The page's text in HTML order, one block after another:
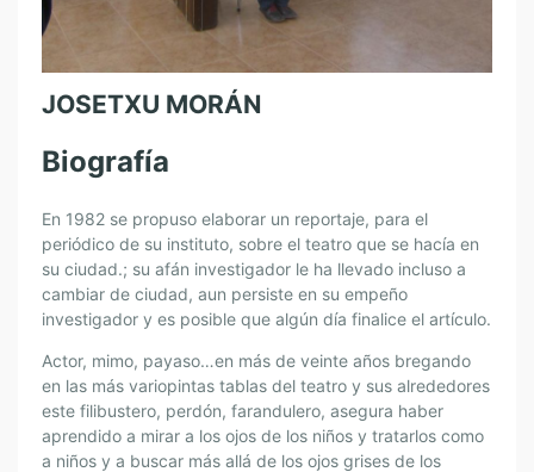
JOSETXU MORÁN
Biografía
En 1982 se propuso elaborar un reportaje, para el
periódico de su instituto, sobre el teatro que se hacía en
su ciudad.; su afán investigador le ha llevado incluso a
cambiar de ciudad, aun persiste en su empeño
investigador y es posible que algún día finalice el artículo.
Actor, mimo, payaso…en más de veinte años bregando
en las más variopintas tablas del teatro y sus alrededores
este filibustero, perdón, farandulero, asegura haber
aprendido a mirar a los ojos de los niños y tratarlos como
a niños y a buscar más allá de los ojos grises de los